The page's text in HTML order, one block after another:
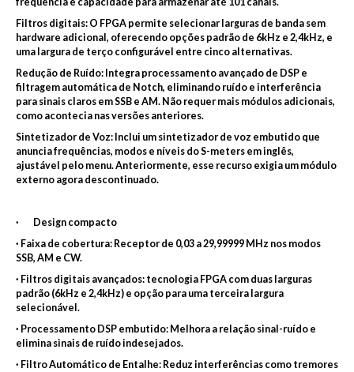
Filtros digitais: O FPGA permite selecionar larguras de banda sem
hardware adicional, oferecendo opções padrão de 6kHz e 2,4kHz, e
uma largura de terço configurável entre cinco alternativas.
Redução de Ruído: Integra processamento avançado de DSP e
filtragem automática de Notch, eliminando ruído e interferência
para sinais claros em SSB e AM. Não requer mais módulos adicionais,
como acontecia nas versões anteriores.
Sintetizador de Voz: Inclui um sintetizador de voz embutido que
anuncia frequências, modos e níveis do S-meters em inglês,
ajustável pelo menu. Anteriormente, esse recurso exigia um módulo
externo agora descontinuado.
· Design compacto
· Faixa de cobertura: Receptor de 0,03 a 29,99999 MHz nos modos
SSB, AM e CW.
· Filtros digitais avançados: tecnologia FPGA com duas larguras
padrão (6kHz e 2,4kHz) e opção para uma terceira largura
selecionável.
· Processamento DSP embutido: Melhora a relação sinal-ruído e
elimina sinais de ruído indesejados.
· Filtro Automático de Entalhe: Reduz interferências como tremores